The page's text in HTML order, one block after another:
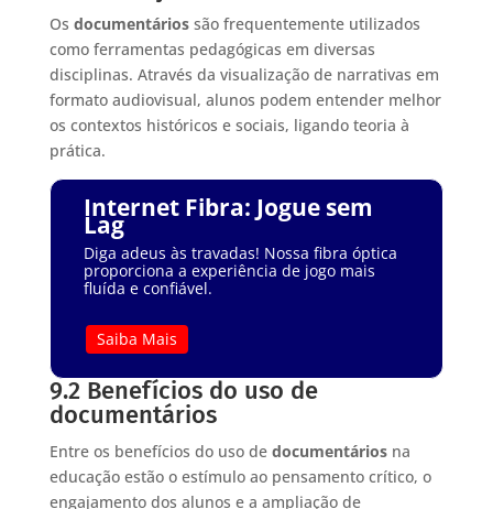
Os documentáriossão frequentemente utilizados
como ferramentas pedagógicas em diversas
disciplinas. Através da visualização de narrativas em
formato audiovisual, alunos podem entender melhor
os contextos históricos e sociais, ligando teoria à
prática.
Internet Fibra: Jogue sem
Lag
Diga adeus às travadas! Nossa fibra óptica
proporciona a experiência de jogo mais
fluída e confiável.
Saiba Mais
9.2 Benefícios do uso de
documentários
Entre os benefícios do uso de documentáriosna
educação estão o estímulo ao pensamento crítico, o
engajamento dos alunos e a ampliação de